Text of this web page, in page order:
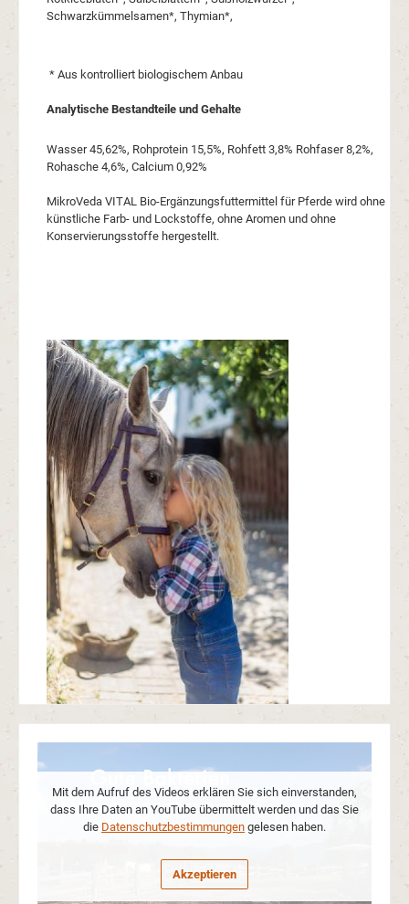
Schwarzkümmelsamen*, Thymian*,
* Aus kontrolliert biologischem Anbau
Analytische Bestandteile und Gehalte
Wasser 45,62%, Rohprotein 15,5%, Rohfett 3,8% Rohfaser 8,2%,
Rohasche 4,6%, Calcium 0,92%
MikroVeda VITAL Bio-Ergänzungsfuttermittel für Pferde wird ohne
künstliche Farb- und Lockstoffe, ohne Aromen und ohne
Konservierungsstoffe hergestellt.
Mit dem Aufruf des Videos erklären Sie sich einverstanden,
dass Ihre Daten an YouTube übermittelt werden und das Sie
die Datenschutzbestimmungen gelesen haben.
Akzeptieren